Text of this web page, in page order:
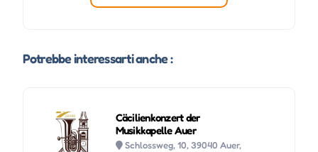
Potrebbe interessarti anche :
Cäcilienkonzert der
Musikkapelle Auer
Schlossweg, 10, 39040 Auer,